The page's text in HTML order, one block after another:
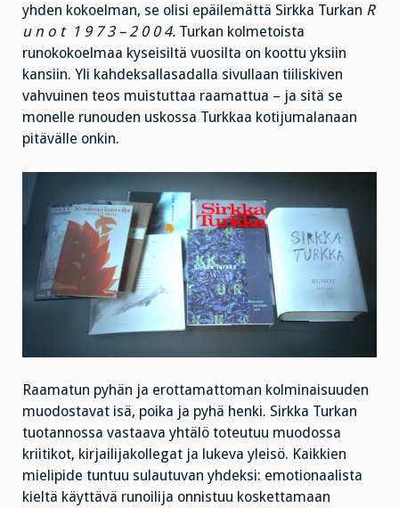
yhden kokoelman, se olisi epäilemättä Sirkka Turkan R
u n o t 1 9 7 3 – 2 0 0 4. Turkan kolmetoista
runokokoelmaa kyseisiltä vuosilta on koottu yksiin
kansiin. Yli kahdeksallasadalla sivullaan tiiliskiven
vahvuinen teos muistuttaa raamattua – ja sitä se
monelle runouden uskossa Turkkaa kotijumalanaan
pitävälle onkin.
Raamatun pyhän ja erottamattoman kolminaisuuden
muodostavat isä, poika ja pyhä henki. Sirkka Turkan
tuotannossa vastaava yhtälö toteutuu muodossa
kriitikot, kirjailijakollegat ja lukeva yleisö. Kaikkien
mielipide tuntuu sulautuvan yhdeksi: emotionaalista
kieltä käyttävä runoilija onnistuu koskettamaan